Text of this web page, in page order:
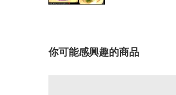
你可能感興趣的商品